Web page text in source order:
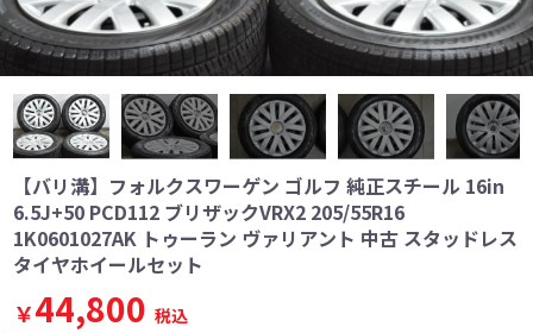
【バリ溝】フォルクスワーゲン ゴルフ 純正スチール 16in
6.5J+50 PCD112 ブリザックVRX2 205/55R16
1K0601027AK トゥーラン ヴァリアント 中古 スタッドレス
タイヤホイールセット
￥44,800 税込